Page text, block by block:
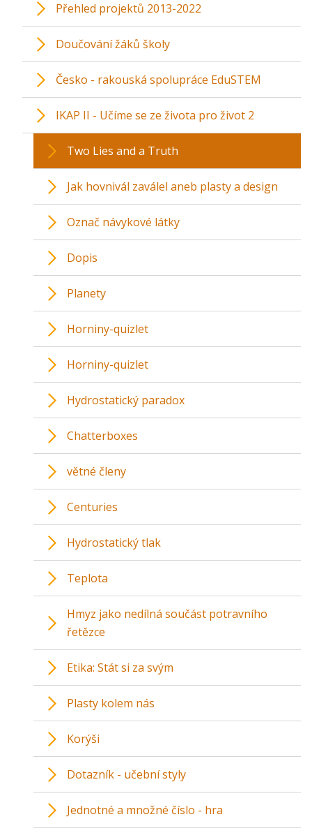
Přehled projektů 2013-2022
Doučování žáků školy
Česko - rakouská spolupráce EduSTEM
IKAP II - Učíme se ze života pro život 2
Two Lies and a Truth
Jak hovnivál zaválel aneb plasty a design
Označ návykové látky
Dopis
Planety
Horniny-quizlet
Horniny-quizlet
Hydrostatický paradox
Chatterboxes
větné členy
Centuries
Hydrostatický tlak
Teplota
Hmyz jako nedílná součást potravního
řetězce
Etika: Stát si za svým
Plasty kolem nás
Korýši
Dotazník - učební styly
Jednotné a množné číslo - hra